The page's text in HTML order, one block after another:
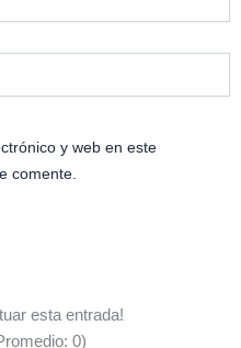
y web en este
comente.
esta entrada!
0)